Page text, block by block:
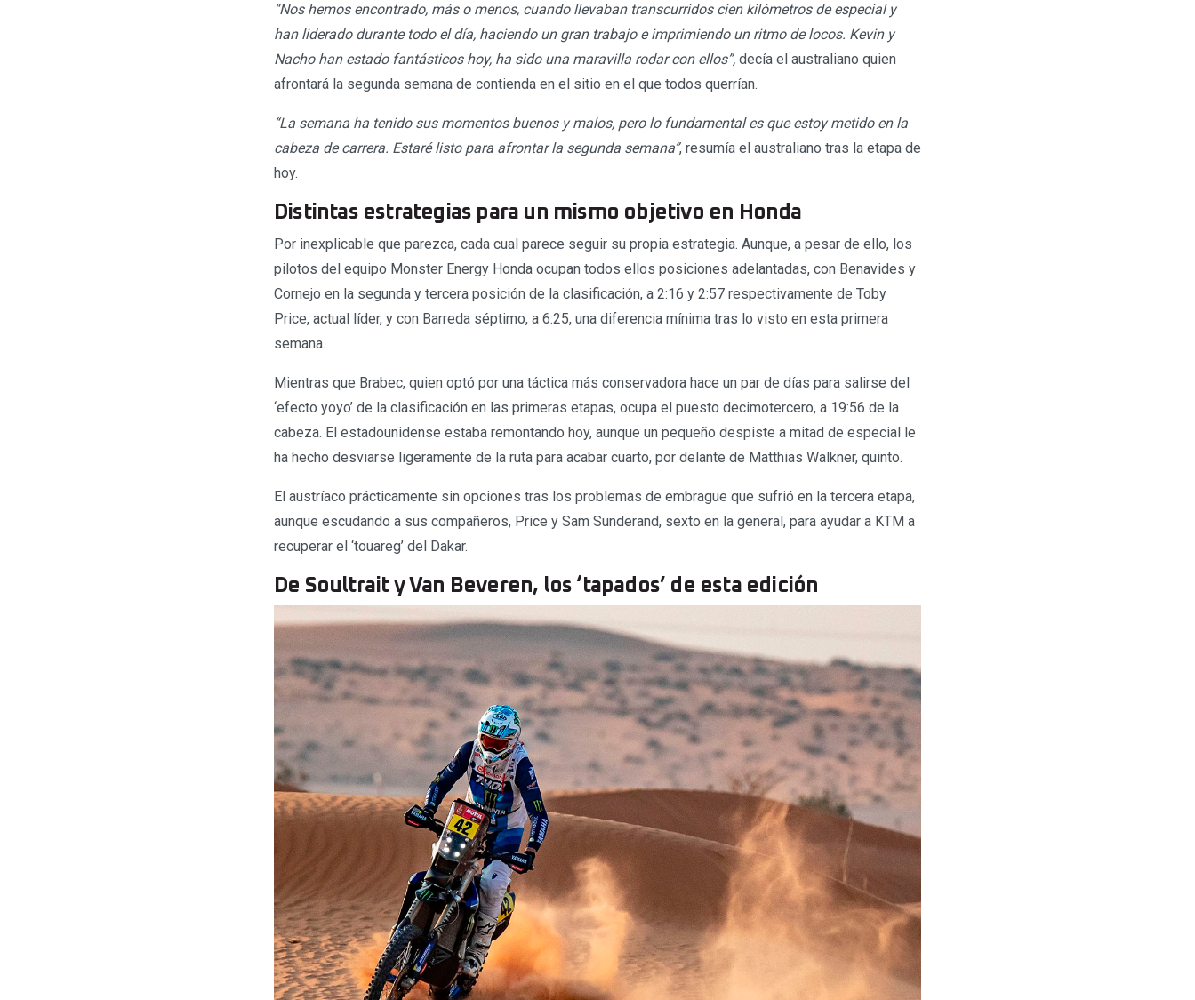
“Nos hemos encontrado, más o menos, cuando llevaban transcurridos cien kilómetros de especial y
han liderado durante todo el día, haciendo un gran trabajo e imprimiendo un ritmo de locos. Kevin y
Nacho han estado fantásticos hoy, ha sido una maravilla rodar con ellos”, decía el australiano quien
afrontará la segunda semana de contienda en el sitio en el que todos querrían.
“La semana ha tenido sus momentos buenos y malos, pero lo fundamental es que estoy metido en la
cabeza de carrera. Estaré listo para afrontar la segunda semana”, resumía el australiano tras la etapa de
hoy.
Distintas estrategias para un mismo objetivo en Honda
Por inexplicable que parezca, cada cual parece seguir su propia estrategia. Aunque, a pesar de ello, los
pilotos del equipo Monster Energy Honda ocupan todos ellos posiciones adelantadas, con Benavides y
Cornejo en la segunda y tercera posición de la clasificación, a 2:16 y 2:57 respectivamente de Toby
Price, actual líder, y con Barreda séptimo, a 6:25, una diferencia mínima tras lo visto en esta primera
semana.
Mientras que Brabec, quien optó por una táctica más conservadora hace un par de días para salirse del
‘efecto yoyo’ de la clasificación en las primeras etapas, ocupa el puesto decimotercero, a 19:56 de la
cabeza. El estadounidense estaba remontando hoy, aunque un pequeño despiste a mitad de especial le
ha hecho desviarse ligeramente de la ruta para acabar cuarto, por delante de Matthias Walkner, quinto.
El austríaco prácticamente sin opciones tras los problemas de embrague que sufrió en la tercera etapa,
aunque escudando a sus compañeros, Price y Sam Sunderand, sexto en la general, para ayudar a KTM a
recuperar el ‘touareg’ del Dakar.
De Soultrait y Van Beveren, los ‘tapados’ de esta edición